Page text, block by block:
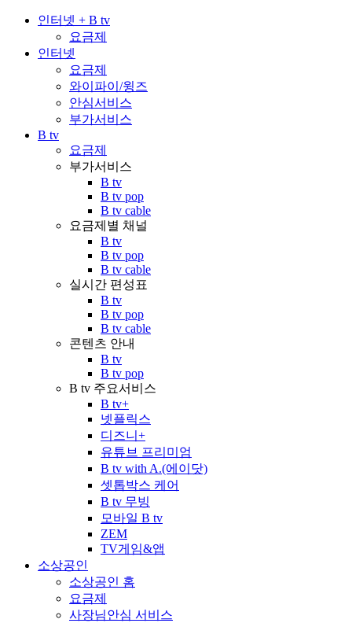
인터넷 + B tv
요금제
인터넷
요금제
와이파이/윙즈
안심서비스
부가서비스
B tv
요금제
부가서비스
B tv
B tv pop
B tv cable
요금제별 채널
B tv
B tv pop
B tv cable
실시간 편성표
B tv
B tv pop
B tv cable
콘텐츠 안내
B tv
B tv pop
B tv 주요서비스
B tv+
넷플릭스
디즈니+
유튜브 프리미엄
B tv with A.(에이닷)
셋톱박스 케어
B tv 무빙
모바일 B tv
ZEM
TV게임&앱
소상공인
소상공인 홈
요금제
사장님안심 서비스